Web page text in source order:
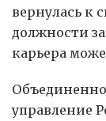
вернулась к
должности
карьера
управление